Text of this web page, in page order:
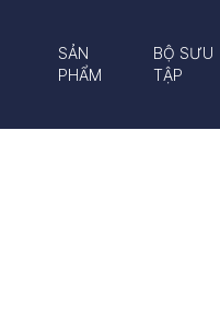
SẢN
PHẨM
BỘ SƯU
TẬP